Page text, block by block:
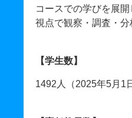
コースでの学びを展
視点で観察・調査・分
【学生数】
1492人（2025年5月1